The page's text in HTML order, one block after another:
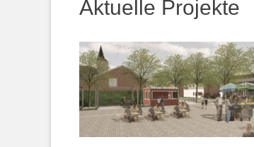
Aktuelle Projekte